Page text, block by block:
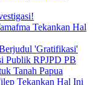
Tekankan Hal
'Gratifikasi'
Publik RPJPD PB
Tanah Papua
Tekankan Hal Ini